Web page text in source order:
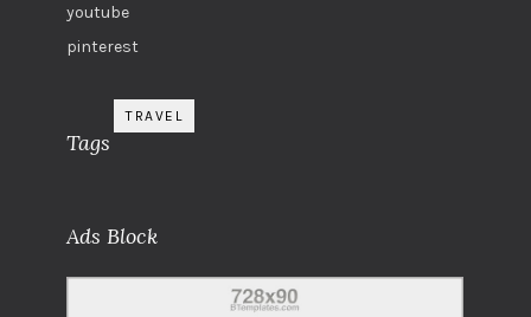
youtube
pinterest
Tags
TRAVEL
Ads Block